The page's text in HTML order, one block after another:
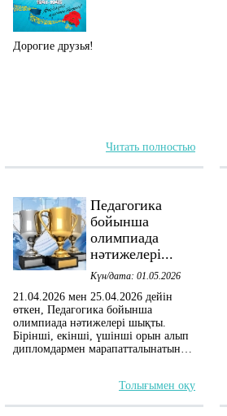
Дорогие друзья!
Читать полностью
Педагогика
бойынша
олимпиада
нәтижелері...
Күн/дата: 01.05.2026
21.04.2026 мен 25.04.2026 дейін
өткен, Педагогика бойынша
олимпиада нәтижелері шықты.
Бірінші, екінші, үшінші орын алып
дипломдармен марапатталынатын…
Толығымен оқу